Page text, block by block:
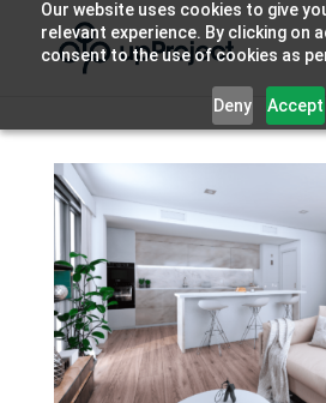
Our website uses cookies to give
relevant experience. By clicking on
consent to the use of cookies as
Deny Accept